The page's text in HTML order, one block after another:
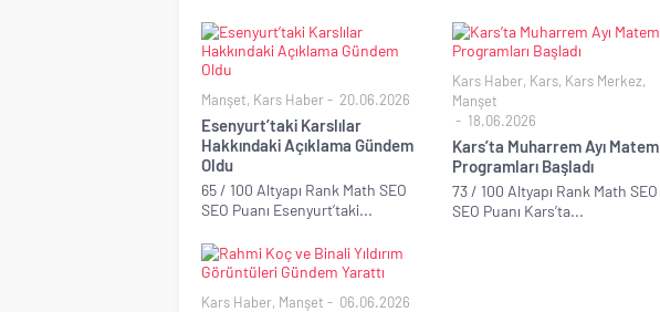
Manşet, Kars Haber 20.06.2026
Esenyurt’taki Karslılar
Hakkındaki Açıklama Gündem
Oldu
65 / 100 Altyapı Rank Math SEO
SEO Puanı Esenyurt’taki...
Kars Haber, Kars, Kars Merkez,
Manşet
18.06.2026
Kars’ta Muharrem Ayı Matem
Programları Başladı
73 / 100 Altyapı Rank Math SEO
SEO Puanı Kars’ta...
Kars Haber, Manşet 06.06.2026